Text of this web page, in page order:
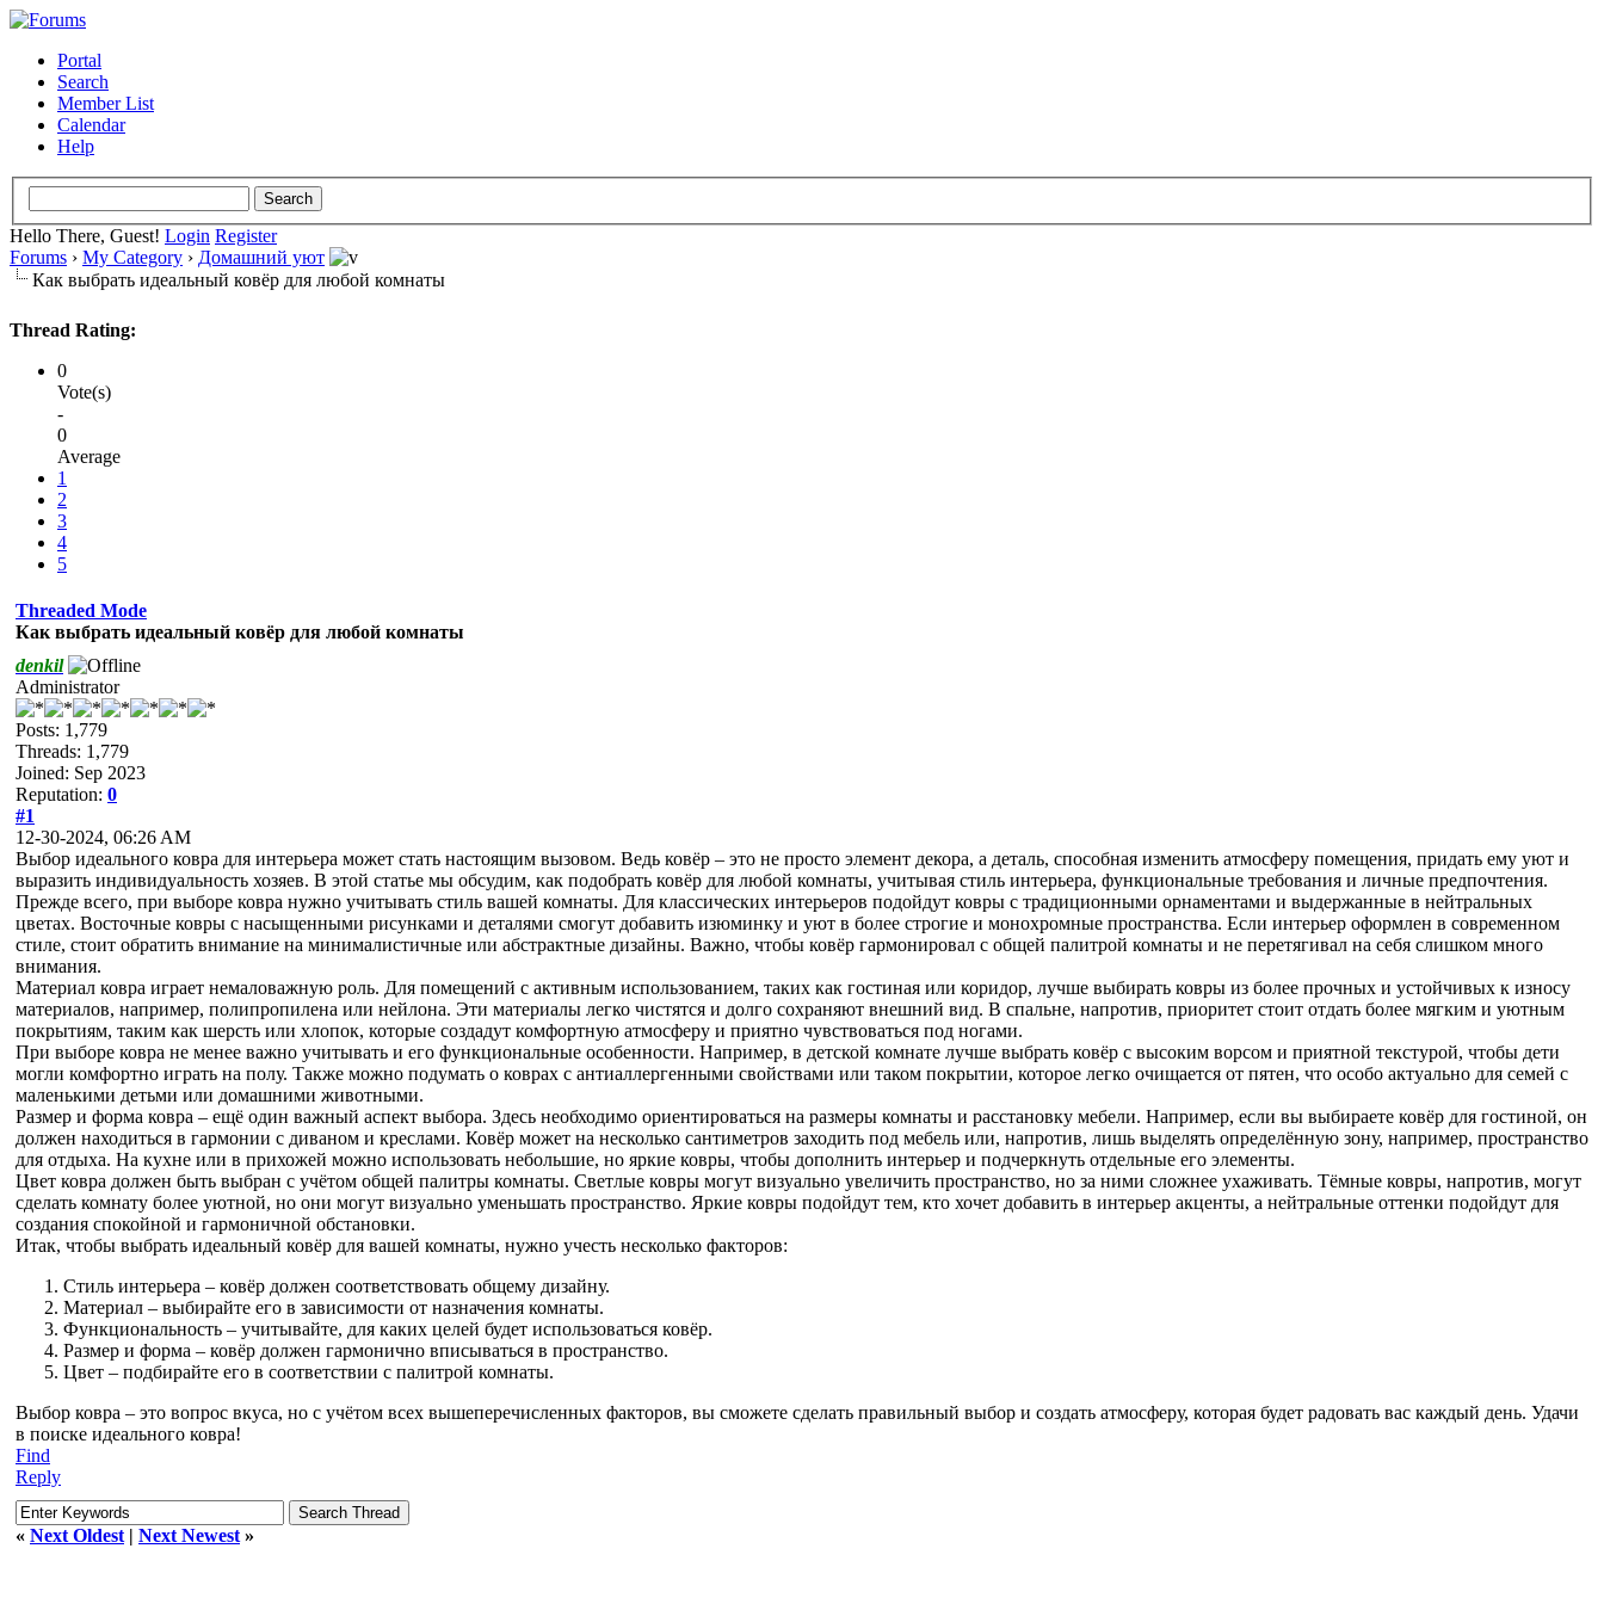
Portal
Search
Member List
Calendar
Help
Hello There, Guest! Login Register
Forums › My Category › Домашний уют
Как выбрать идеальный ковёр для любой комнаты
Thread Rating:
0
Vote(s)
-
0
Average
1
2
3
4
5
Threaded Mode
Как выбрать идеальный ковёр для любой комнаты
denkil
Administrator
Posts: 1,779
Threads: 1,779
Joined: Sep 2023
Reputation: 0
#1
12-30-2024, 06:26 AM
Выбор идеального ковра для интерьера может стать настоящим вызовом. Ведь ковёр – это не просто элемент декора, а деталь, способная изменить атмосферу помещения, придать ему уют и
выразить индивидуальность хозяев. В этой статье мы обсудим, как подобрать ковёр для любой комнаты, учитывая стиль интерьера, функциональные требования и личные предпочтения.
Прежде всего, при выборе ковра нужно учитывать стиль вашей комнаты. Для классических интерьеров подойдут ковры с традиционными орнаментами и выдержанные в нейтральных
цветах. Восточные ковры с насыщенными рисунками и деталями смогут добавить изюминку и уют в более строгие и монохромные пространства. Если интерьер оформлен в современном
стиле, стоит обратить внимание на минималистичные или абстрактные дизайны. Важно, чтобы ковёр гармонировал с общей палитрой комнаты и не перетягивал на себя слишком много
внимания.
Материал ковра играет немаловажную роль. Для помещений с активным использованием, таких как гостиная или коридор, лучше выбирать ковры из более прочных и устойчивых к износу
материалов, например, полипропилена или нейлона. Эти материалы легко чистятся и долго сохраняют внешний вид. В спальне, напротив, приоритет стоит отдать более мягким и уютным
покрытиям, таким как шерсть или хлопок, которые создадут комфортную атмосферу и приятно чувствоваться под ногами.
При выборе ковра не менее важно учитывать и его функциональные особенности. Например, в детской комнате лучше выбрать ковёр с высоким ворсом и приятной текстурой, чтобы дети
могли комфортно играть на полу. Также можно подумать о коврах с антиаллергенными свойствами или таком покрытии, которое легко очищается от пятен, что особо актуально для семей с
маленькими детьми или домашними животными.
Размер и форма ковра – ещё один важный аспект выбора. Здесь необходимо ориентироваться на размеры комнаты и расстановку мебели. Например, если вы выбираете ковёр для гостиной, он
должен находиться в гармонии с диваном и креслами. Ковёр может на несколько сантиметров заходить под мебель или, напротив, лишь выделять определённую зону, например, пространство
для отдыха. На кухне или в прихожей можно использовать небольшие, но яркие ковры, чтобы дополнить интерьер и подчеркнуть отдельные его элементы.
Цвет ковра должен быть выбран с учётом общей палитры комнаты. Светлые ковры могут визуально увеличить пространство, но за ними сложнее ухаживать. Тёмные ковры, напротив, могут
сделать комнату более уютной, но они могут визуально уменьшать пространство. Яркие ковры подойдут тем, кто хочет добавить в интерьер акценты, а нейтральные оттенки подойдут для
создания спокойной и гармоничной обстановки.
Итак, чтобы выбрать идеальный ковёр для вашей комнаты, нужно учесть несколько факторов:
Стиль интерьера – ковёр должен соответствовать общему дизайну.
Материал – выбирайте его в зависимости от назначения комнаты.
Функциональность – учитывайте, для каких целей будет использоваться ковёр.
Размер и форма – ковёр должен гармонично вписываться в пространство.
Цвет – подбирайте его в соответствии с палитрой комнаты.
Выбор ковра – это вопрос вкуса, но с учётом всех вышеперечисленных факторов, вы сможете сделать правильный выбор и создать атмосферу, которая будет радовать вас каждый день. Удачи
в поиске идеального ковра!
Find
Reply
« Next Oldest | Next Newest »